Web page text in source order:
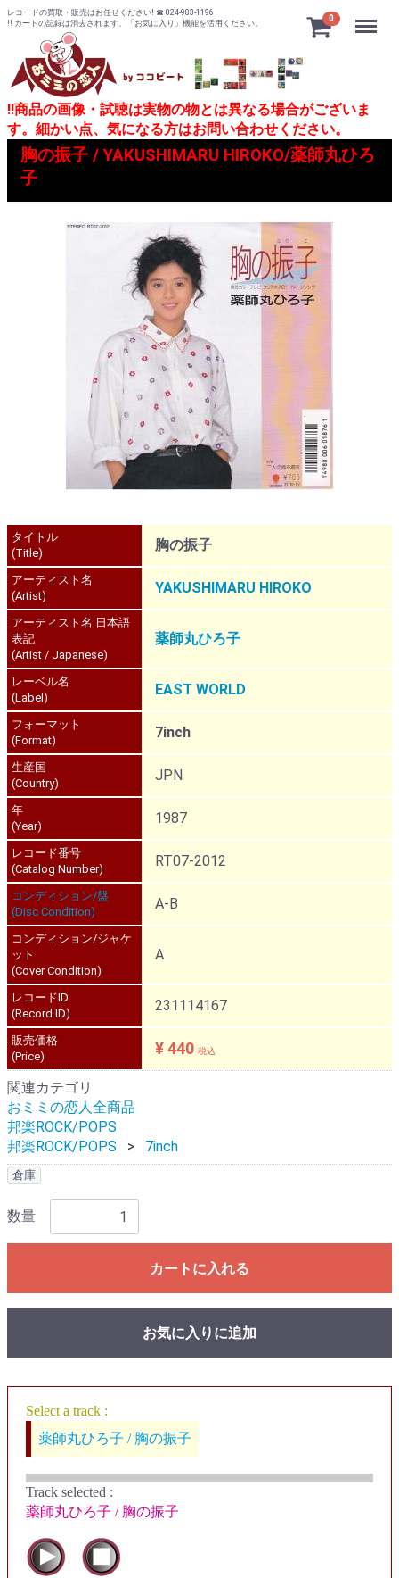
レコードの買取・販売はお任せください! ☎ 024-983-1196
!! カートの記録は消去されます、「お気に入り」機能を活用ください。
0 Menu
!!商品の画像・試聴は実物の物とは異なる場合がございま
す。細かい点、気になる方はお問い合わせください。
胸の振子 / YAKUSHIMARU HIROKO/薬師丸ひろ
子
タイトル
(Title)
胸の振子
アーティスト名
(Artist)
YAKUSHIMARU HIROKO
アーティスト名 日本語
表記
(Artist / Japanese)
薬師丸ひろ子
レーベル名
(Label)
EAST WORLD
フォーマット
(Format)
7inch
生産国
(Country)
JPN
年
(Year)
1987
レコード番号
(Catalog Number)
RT07-2012
コンディション/盤
(Disc Condition)
A-B
コンディション/ジャケ
ット
(Cover Condition)
A
レコードID
(Record ID)
231114167
販売価格
(Price)
¥ 440 税込
関連カテゴリ
おミミの恋人全商品
邦楽ROCK/POPS
邦楽ROCK/POPS
7inch
倉庫
数量
カートに入れる
お気に入りに追加
Select a track :
薬師丸ひろ子 / 胸の振子
Track selected :
薬師丸ひろ子 / 胸の振子